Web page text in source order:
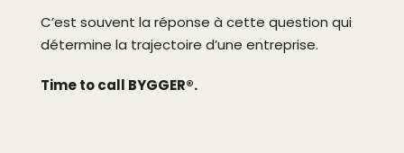
C’est souvent la réponse à cette question qui
détermine la trajectoire d’une entreprise.
Time to call BYGGER®.